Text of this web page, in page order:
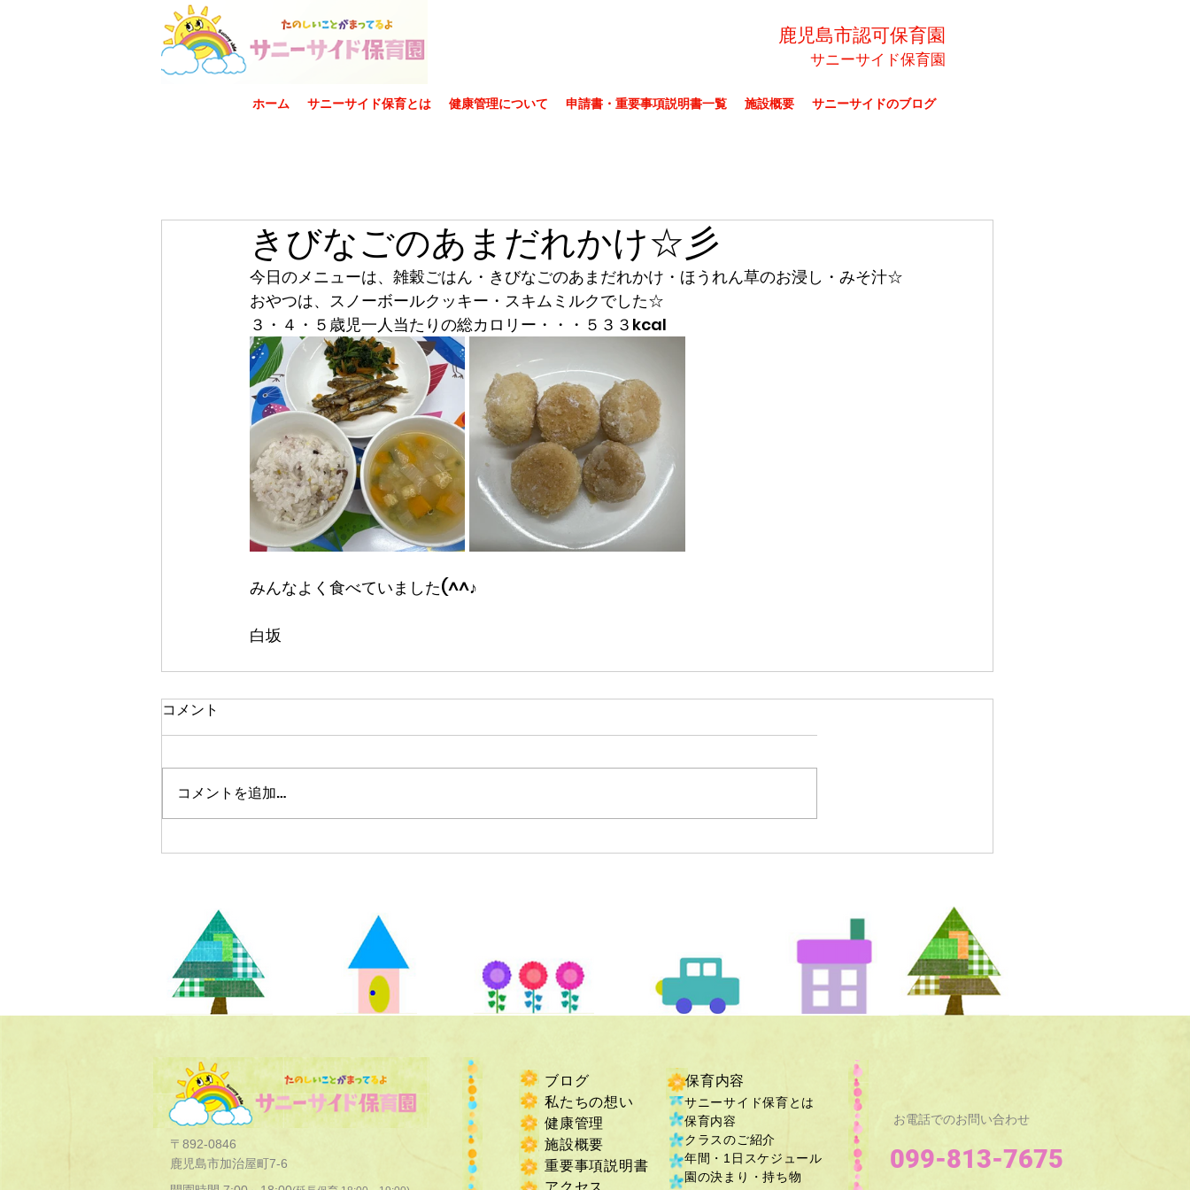
鹿児島市認可保育園
サニーサイド保育園
ホーム サニーサイド保育とは 健康管理について 申請書・重要事項説明書一覧 施設概要 サニーサイドのブログ
きびなごのあまだれかけ☆彡
今日のメニューは、雑穀ごはん・きびなごのあまだれかけ・ほうれん草のお浸し・みそ汁☆
おやつは、スノーボールクッキー・スキムミルクでした☆
３・４・５歳児一人当たりの総カロリー・・・５３３kcal
みんなよく食べていました(^^♪
白坂
コメント
コメントを追加…
〒892-0846
鹿児島市加治屋町7-6
ブログ
私たちの想い
健康管理
施設概要
重要事項説明書
​アクセス
保育内容
サニーサイド保育とは
保育内容
クラスのご紹介
年間・1日スケジュール
​園の決まり・持ち物​
お電話でのお問い合わせ
099-813-7675